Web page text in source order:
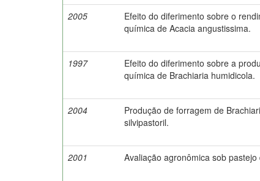
2005
Efeito do diferimento sobre o
química de Acacia angustissima.
1997
Efeito do diferimento sobre a
química de Brachiaria humidicola.
2004
Produção de forragem de
silvipastoril.
2001
Avaliação agronômica sob